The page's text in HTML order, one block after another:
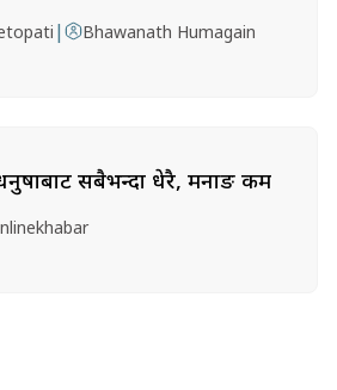
| Bhawanath Humagain
सबैभन्दा धेरै, मनाङ कम